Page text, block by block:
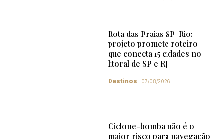
Rota das Praias SP-Rio:
projeto promete roteiro
que conecta 15 cidades no
litoral de SP e RJ
Destinos 07/08/2026
Ciclone-bomba não é o
maior risco para navegação